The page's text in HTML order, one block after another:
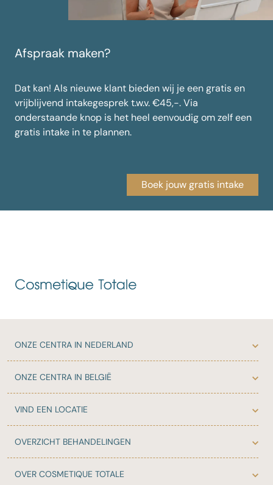
Afspraak maken?
Dat kan! Als nieuwe klant bieden wij je een gratis en
vrijblijvend intakegesprek t.w.v. €45,-. Via
onderstaande knop is het heel eenvoudig om zelf een
gratis intake in te plannen.
Boek jouw gratis intake
ONZE CENTRA IN NEDERLAND
ONZE CENTRA IN BELGIË
VIND EEN LOCATIE
OVERZICHT BEHANDELINGEN
OVER COSMETIQUE TOTALE